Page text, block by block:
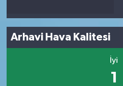
Arhavi Hava Kalitesi
İyi
1